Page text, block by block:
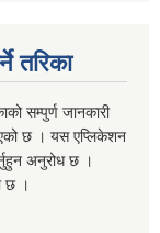
तरिका
सम्पुर्ण जानकारी
छ । यस एप्लिकेशन
अनुरोध छ ।
छ ।